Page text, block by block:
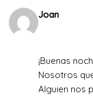
Joan
¡Buenas
Nosotros
Alguien nos